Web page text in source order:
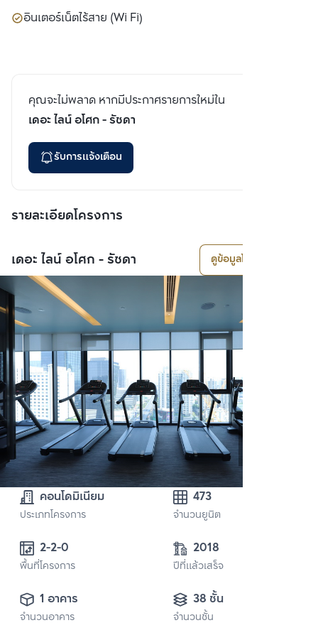
อินเตอร์เน็ตไร้สาย (Wi Fi)
คุณจะไม่พลาด หากมีประกาศรายการใหม่ใน
เดอะ ไลน์ อโศก - รัชดา
รับการแจ้งเตือน
รายละเอียดโครงการ
เดอะ ไลน์ อโศก - รัชดา ดูข้อมูลโครงการ
คอนโดมิเนียม
ประเภทโครงการ
473
จำนวนยูนิต
2-2-0
พื้นที่โครงการ
2018
ปีที่แล้วเสร็จ
1 อาคาร
จำนวนอาคาร
38 ชั้น
จำนวนชั้น